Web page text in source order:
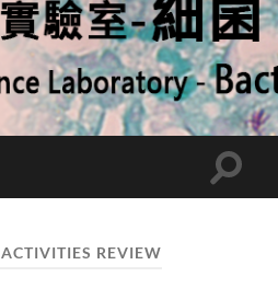
Toggle
ACTIVITIES REVIEW